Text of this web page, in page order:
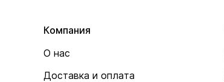
Компания
О нас
Доставка и оплата